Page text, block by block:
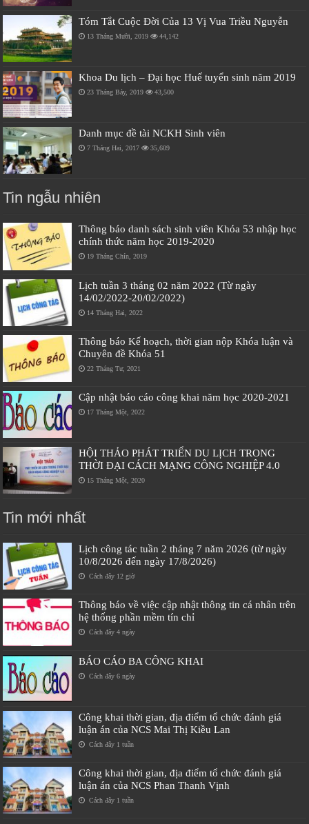
Tóm Tắt Cuộc Đời Của 13 Vị Vua Triều Nguyễn
13 Tháng Mười, 2019 44,142
Khoa Du lịch – Đại học Huế tuyển sinh năm 2019
23 Tháng Bảy, 2019 43,500
Danh mục đề tài NCKH Sinh viên
7 Tháng Hai, 2017 35,609
Tin ngẫu nhiên
Thông báo danh sách sinh viên Khóa 53 nhập học
chính thức năm học 2019-2020
19 Tháng Chín, 2019
Lịch tuần 3 tháng 02 năm 2022 (Từ ngày
14/02/2022-20/02/2022)
14 Tháng Hai, 2022
Thông báo Kế hoạch, thời gian nộp Khóa luận và
Chuyên đề Khóa 51
22 Tháng Tư, 2021
Cập nhật báo cáo công khai năm học 2020-2021
17 Tháng Một, 2022
HỘI THẢO PHÁT TRIỂN DU LỊCH TRONG
THỜI ĐẠI CÁCH MẠNG CÔNG NGHIỆP 4.0
15 Tháng Một, 2020
Tin mới nhất
Lịch công tác tuần 2 tháng 7 năm 2026 (từ ngày
10/8/2026 đến ngày 17/8/2026)
Cách đây 12 giờ
Thông báo về việc cập nhật thông tin cá nhân trên
hệ thống phần mềm tín chỉ
Cách đây 4 ngày
BÁO CÁO BA CÔNG KHAI
Cách đây 6 ngày
Công khai thời gian, địa điểm tổ chức đánh giá
luận án của NCS Mai Thị Kiều Lan
Cách đây 1 tuần
Công khai thời gian, địa điểm tổ chức đánh giá
luận án của NCS Phan Thanh Vịnh
Cách đây 1 tuần